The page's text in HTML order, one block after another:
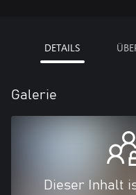
DETAILS
Galerie
Dieser Inhalt